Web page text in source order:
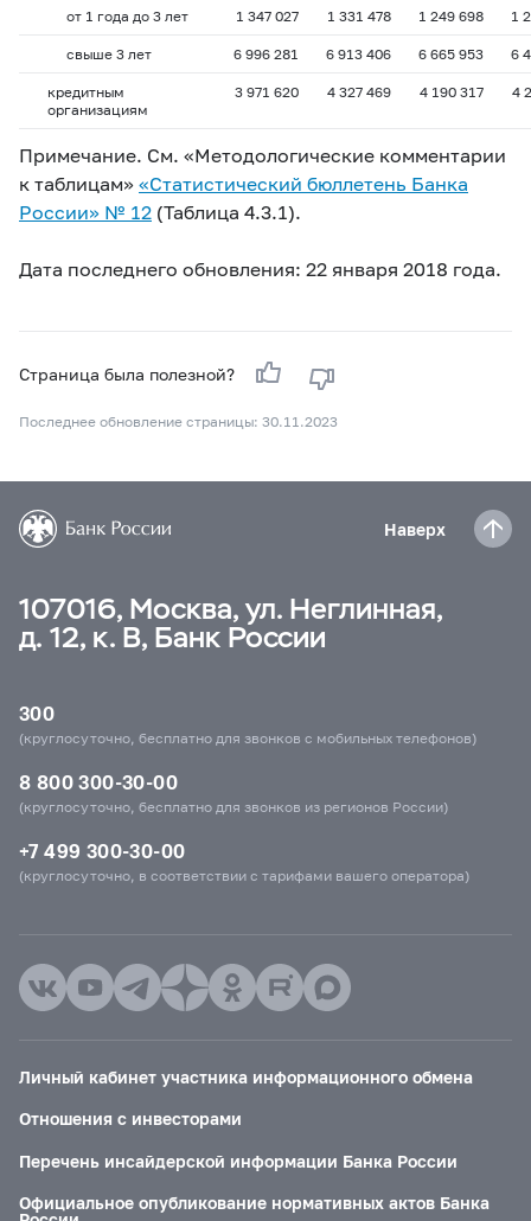
от 1 года до 3 лет 1 347 027 1 331 478 1 249 698 1
свыше 3 лет 6 996 281 6 913 406 6 665 953 6
кредитным
организациям
3 971 620 4 327 469 4 190 317 4
Примечание. См. «Методологические комментарии
к таблицам» «Статистический бюллетень Банка
России» № 12 (Таблица 4.3.1).
Дата последнего обновления: 22 января 2018 года.
Страница была полезной?
Последнее обновление страницы: 30.11.2023
Наверх
107016, Москва, ул. Неглинная,
д. 12, к. В, Банк России
300
(круглосуточно, бесплатно для звонков с мобильных телефонов)
8 800 300-30-00
(круглосуточно, бесплатно для звонков из регионов России)
+7 499 300-30-00
(круглосуточно, в соответствии с тарифами вашего оператора)
Личный кабинет участника информационного обмена
Отношения с инвесторами
Перечень инсайдерской информации Банка России
Официальное опубликование нормативных актов Банка